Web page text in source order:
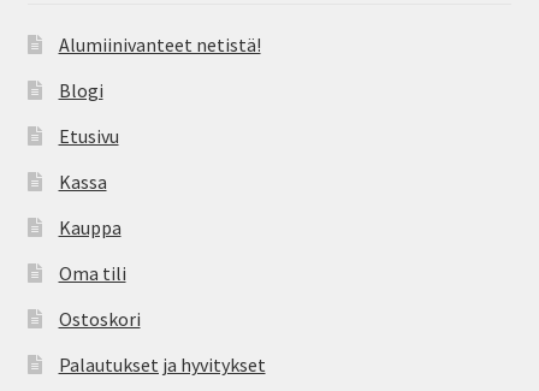
Alumiinivanteet netistä!
Blogi
Etusivu
Kassa
Kauppa
Oma tili
Ostoskori
Palautukset ja hyvitykset